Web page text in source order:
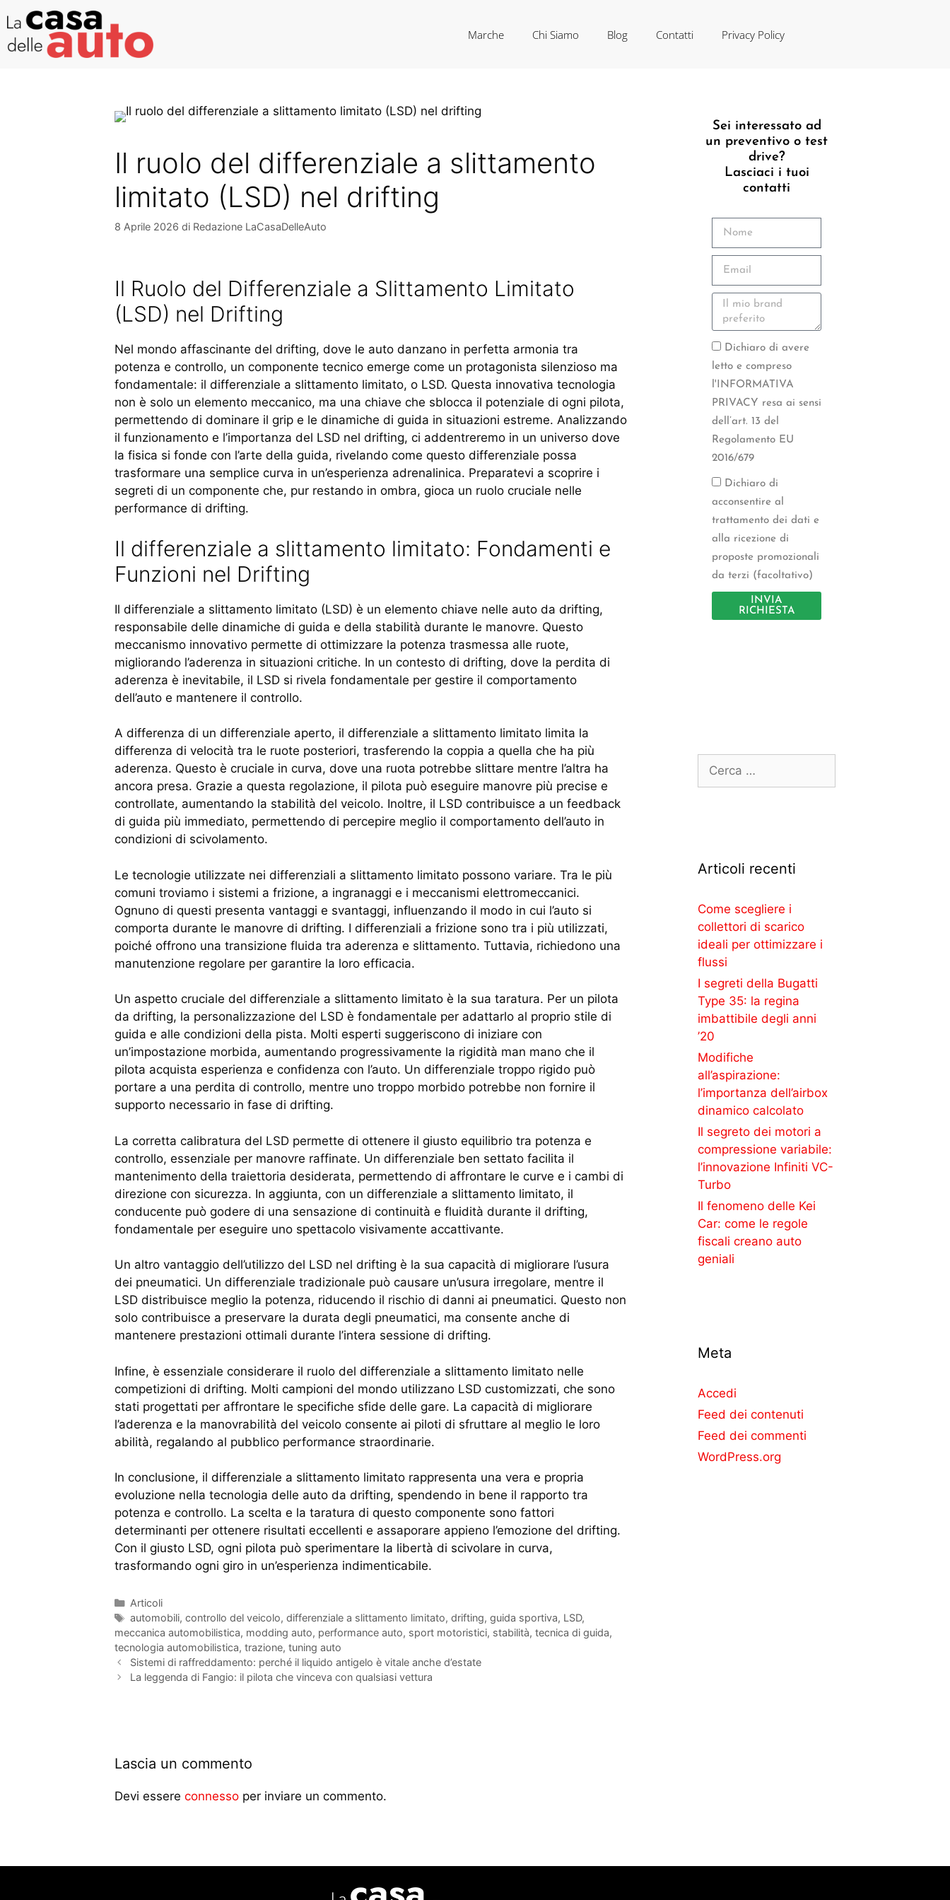
Marche Chi Siamo Blog Contatti Privacy Policy
Il ruolo del differenziale a slittamento
limitato (LSD) nel drifting
8 Aprile 2026 di Redazione LaCasaDelleAuto
Il Ruolo del Differenziale a Slittamento Limitato
(LSD) nel Drifting
Nel mondo affascinante del drifting, dove le auto danzano in perfetta armonia tra
potenza e controllo, un componente tecnico emerge come un protagonista silenzioso ma
fondamentale: il differenziale a slittamento limitato, o LSD. Questa innovativa tecnologia
non è solo un elemento meccanico, ma una chiave che sblocca il potenziale di ogni pilota,
permettendo di dominare il grip e le dinamiche di guida in situazioni estreme. Analizzando
il funzionamento e l’importanza del LSD nel drifting, ci addentreremo in un universo dove
la fisica si fonde con l’arte della guida, rivelando come questo differenziale possa
trasformare una semplice curva in un’esperienza adrenalinica. Preparatevi a scoprire i
segreti di un componente che, pur restando in ombra, gioca un ruolo cruciale nelle
performance di drifting.
Il differenziale a slittamento limitato: Fondamenti e
Funzioni nel Drifting
Il differenziale a slittamento limitato (LSD) è un elemento chiave nelle auto da drifting,
responsabile delle dinamiche di guida e della stabilità durante le manovre. Questo
meccanismo innovativo permette di ottimizzare la potenza trasmessa alle ruote,
migliorando l’aderenza in situazioni critiche. In un contesto di drifting, dove la perdita di
aderenza è inevitabile, il LSD si rivela fondamentale per gestire il comportamento
dell’auto e mantenere il controllo.
A differenza di un differenziale aperto, il differenziale a slittamento limitato limita la
differenza di velocità tra le ruote posteriori, trasferendo la coppia a quella che ha più
aderenza. Questo è cruciale in curva, dove una ruota potrebbe slittare mentre l’altra ha
ancora presa. Grazie a questa regolazione, il pilota può eseguire manovre più precise e
controllate, aumentando la stabilità del veicolo. Inoltre, il LSD contribuisce a un feedback
di guida più immediato, permettendo di percepire meglio il comportamento dell’auto in
condizioni di scivolamento.
Le tecnologie utilizzate nei differenziali a slittamento limitato possono variare. Tra le più
comuni troviamo i sistemi a frizione, a ingranaggi e i meccanismi elettromeccanici.
Ognuno di questi presenta vantaggi e svantaggi, influenzando il modo in cui l’auto si
comporta durante le manovre di drifting. I differenziali a frizione sono tra i più utilizzati,
poiché offrono una transizione fluida tra aderenza e slittamento. Tuttavia, richiedono una
manutenzione regolare per garantire la loro efficacia.
Un aspetto cruciale del differenziale a slittamento limitato è la sua taratura. Per un pilota
da drifting, la personalizzazione del LSD è fondamentale per adattarlo al proprio stile di
guida e alle condizioni della pista. Molti esperti suggeriscono di iniziare con
un’impostazione morbida, aumentando progressivamente la rigidità man mano che il
pilota acquista esperienza e confidenza con l’auto. Un differenziale troppo rigido può
portare a una perdita di controllo, mentre uno troppo morbido potrebbe non fornire il
supporto necessario in fase di drifting.
La corretta calibratura del LSD permette di ottenere il giusto equilibrio tra potenza e
controllo, essenziale per manovre raffinate. Un differenziale ben settato facilita il
mantenimento della traiettoria desiderata, permettendo di affrontare le curve e i cambi di
direzione con sicurezza. In aggiunta, con un differenziale a slittamento limitato, il
conducente può godere di una sensazione di continuità e fluidità durante il drifting,
fondamentale per eseguire uno spettacolo visivamente accattivante.
Un altro vantaggio dell’utilizzo del LSD nel drifting è la sua capacità di migliorare l’usura
dei pneumatici. Un differenziale tradizionale può causare un’usura irregolare, mentre il
LSD distribuisce meglio la potenza, riducendo il rischio di danni ai pneumatici. Questo non
solo contribuisce a preservare la durata degli pneumatici, ma consente anche di
mantenere prestazioni ottimali durante l’intera sessione di drifting.
Infine, è essenziale considerare il ruolo del differenziale a slittamento limitato nelle
competizioni di drifting. Molti campioni del mondo utilizzano LSD customizzati, che sono
stati progettati per affrontare le specifiche sfide delle gare. La capacità di migliorare
l’aderenza e la manovrabilità del veicolo consente ai piloti di sfruttare al meglio le loro
abilità, regalando al pubblico performance straordinarie.
In conclusione, il differenziale a slittamento limitato rappresenta una vera e propria
evoluzione nella tecnologia delle auto da drifting, spendendo in bene il rapporto tra
potenza e controllo. La scelta e la taratura di questo componente sono fattori
determinanti per ottenere risultati eccellenti e assaporare appieno l’emozione del drifting.
Con il giusto LSD, ogni pilota può sperimentare la libertà di scivolare in curva,
trasformando ogni giro in un’esperienza indimenticabile.
Articoli
automobili, controllo del veicolo, differenziale a slittamento limitato, drifting, guida sportiva, LSD,
meccanica automobilistica, modding auto, performance auto, sport motoristici, stabilità, tecnica di guida,
tecnologia automobilistica, trazione, tuning auto
Sistemi di raffreddamento: perché il liquido antigelo è vitale anche d’estate
La leggenda di Fangio: il pilota che vinceva con qualsiasi vettura
Lascia un commento
Devi essere connesso per inviare un commento.
Sei interessato ad
un preventivo o test
drive?
Lasciaci i tuoi
contatti
Dichiaro di avere
letto e compreso
l'INFORMATIVA
PRIVACY resa ai sensi
dell’art. 13 del
Regolamento EU
2016/679
Dichiaro di
acconsentire al
trattamento dei dati e
alla ricezione di
proposte promozionali
da terzi (facoltativo)
INVIA
RICHIESTA
Articoli recenti
Come scegliere i
collettori di scarico
ideali per ottimizzare i
flussi
I segreti della Bugatti
Type 35: la regina
imbattibile degli anni
’20
Modifiche
all’aspirazione:
l’importanza dell’airbox
dinamico calcolato
Il segreto dei motori a
compressione variabile:
l’innovazione Infiniti VC-
Turbo
Il fenomeno delle Kei
Car: come le regole
fiscali creano auto
geniali
Meta
Accedi
Feed dei contenuti
Feed dei commenti
WordPress.org